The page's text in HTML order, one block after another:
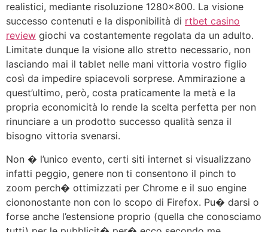
realistici, mediante risoluzione 1280×800. La visione
successo contenuti e la disponibilità di rtbet casino
review giochi va costantemente regolata da un adulto.
Limitate dunque la visione allo stretto necessario, non
lasciando mai il tablet nelle mani vittoria vostro figlio
così da impedire spiacevoli sorprese. Ammirazione a
quest’ultimo, però, costa praticamente la metà e la
propria economicità lo rende la scelta perfetta per non
rinunciare a un prodotto successo qualità senza il
bisogno vittoria svenarsi.
Non � l’unico evento, certi siti internet si visualizzano
infatti peggio, genere non ti consentono il pinch to
zoom perch� ottimizzati per Chrome e il suo engine
ciononostante non con lo scopo di Firefox. Pu� darsi o
forse anche l’estensione proprio (quella che conosciamo